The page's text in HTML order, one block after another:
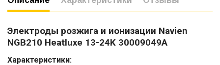
Электроды розжига и ионизации Navien
NGB210 Heatluxe 13-24K 30009049A
Характеристики: